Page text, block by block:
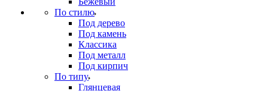
По стилю
Под дерево
Под камень
Классика
Под металл
Под кирпич
По типу
Глянцевая